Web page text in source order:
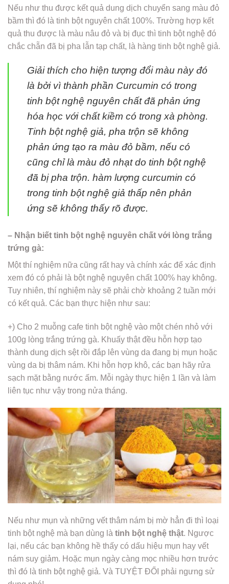
Nếu như thu được kết quả dung dịch chuyển sang màu đỏ
bầm thì đó là tinh bột nguyên chất 100%. Trường hợp kết
quả thu được là màu nâu đỏ và bị đục thì tinh bột nghệ đó
chắc chẵn đã bị pha lẫn tạp chất, là hàng tinh bột nghệ giả.
Giải thích cho hiện tượng đổi màu này đó
là bởi vì thành phần Curcumin có trong
tinh bột nghệ nguyên chất đã phản ứng
hóa học với chất kiềm có trong xà phòng.
Tinh bột nghệ giả, pha trộn sẽ không
phản ứng tạo ra màu đỏ bầm, nếu có
cũng chỉ là màu đỏ nhạt do tinh bột nghệ
đã bị pha trộn. hàm lượng curcumin có
trong tinh bột nghệ giả thấp nên phản
ứng sẽ không thấy rõ được.
– Nhận biết tinh bột nghệ nguyên chất với lòng trắng
trứng gà:
Một thí nghiệm nữa cũng rất hay và chính xác để xác định
xem đó có phải là bột nghệ nguyên chất 100% hay không.
Tuy nhiên, thí nghiệm này sẽ phải chờ khoảng 2 tuần mới
có kết quả. Các bạn thực hiện như sau:
+) Cho 2 muỗng cafe tinh bột nghệ vào một chén nhỏ với
100g lòng trắng trứng gà. Khuấy thật đều hỗn hợp tạo
thành dung dịch sệt rồi đắp lên vùng da đang bị mụn hoặc
vùng da bị thâm nám. Khi hỗn hợp khô, các bạn hãy rửa
sạch mặt bằng nước ấm. Mỗi ngày thực hiện 1 lần và làm
liên tục như vậy trong nửa tháng.
Nếu như mụn và những vết thâm nám bị mờ hẳn đi thì loại
tinh bột nghệ mà bạn dùng là tinh bột nghệ thật. Ngược
lại, nếu các bạn không hề thấy có dấu hiệu mụn hay vết
nám suy giảm. Hoặc mụn ngày càng mọc nhiều hơn trước
thì đó là tinh bột nghệ giả. Và TUYỆT ĐỐI phải ngưng sử